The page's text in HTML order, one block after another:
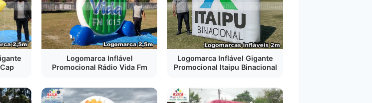
Logomarca Inflável
Promocional Rádio Vida Fm
Logomarca Inflável Gigante
Promocional Itaipu Binacional